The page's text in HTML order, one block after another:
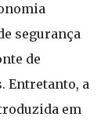
segurança
de
Entretanto, a
em